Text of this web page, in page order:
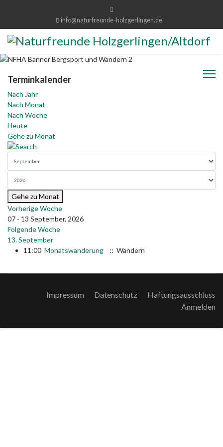
info@naturfreunde-holzgerlingen.de
Terminkalender
Nach Jahr
Nach Monat
Nach Woche
Heute
Gehe zu Monat
Gehe zu Monat
Vorherige Woche
07 - 13 September, 2026
Folgende Woche
13. September
11:00 Monatswanderung :: Wandern
Impressum Datenschutz
Haftungsausschluss
Anmelden